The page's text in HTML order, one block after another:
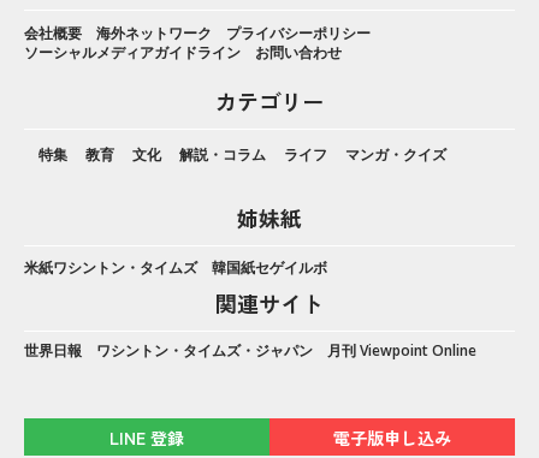
会社概要 海外ネットワーク
プライバシーポリシー
ソーシャルメディアガイドライン
お問い合わせ
カテゴリー
特集 教育 文化 解説・コラム ライフ マンガ・クイズ
姉妹紙
米紙ワシントン・タイムズ 韓国紙セゲイルボ
関連サイト
世界日報 ワシントン・タイムズ・ジャパン 月刊 Viewpoint Online
LINE 登録 電子版申し込み